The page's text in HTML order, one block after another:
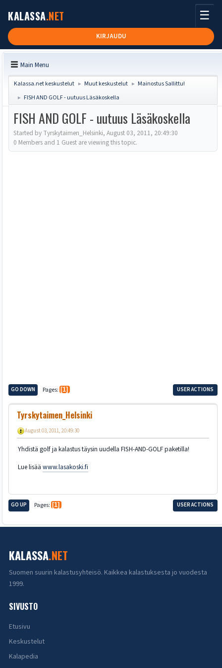
KALASSA.NET
KIRJAUDU
☰
Main Menu
Kalassa.net keskustelut ► Muut keskustelut ► Mainostus Sallittu!
► FISH AND GOLF - uutuus Läsäkoskella
FISH AND GOLF - uutuus Läsäkoskella
Started by Tyrskytaimen_Helsinki, August 03, 2011, 20:49:30
0 Members and 1 Guest are viewing this topic.
GO DOWN Pages 1 USER ACTIONS
Tyrskytaimen_Helsinki
August 03, 2011, 20:49:30
Yhdistä golf ja kalastus täysin uudella FISH-AND-GOLF paketilla!
Lue lisää www.lasakoski.fi
GO UP Pages 1 USER ACTIONS
KALASSA.NET
Suomen suurin kalastusyhteisö. Kaikkea kalastuksesta jo vuodesta
1999.
SIVUSTO
Etusivu
Keskustelut
Kalapedia